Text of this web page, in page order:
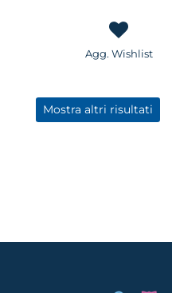
Agg. Wishlist
Mostra altri risultati